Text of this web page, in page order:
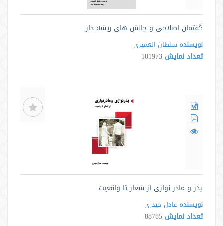
گفتمان اصلاحی و چالش های ریشه دار
نویسنده سلطان العمیری
تعداد نمایش 101973
پدر و مادر نوازی از شعار تا واقعیت
نویسنده عادل حیدری
تعداد نمایش 88785